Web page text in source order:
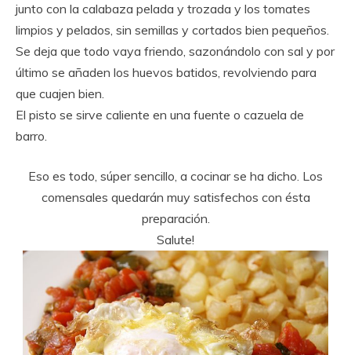
junto con la calabaza pelada y trozada y los tomates
limpios y pelados, sin semillas y cortados bien pequeños.
Se deja que todo vaya friendo, sazonándolo con sal y por
último se añaden los huevos batidos, revolviendo para
que cuajen bien.
El pisto se sirve caliente en una fuente o cazuela de
barro.
Eso es todo, súper sencillo, a cocinar se ha dicho. Los
comensales quedarán muy satisfechos con ésta
preparación.
Salute!